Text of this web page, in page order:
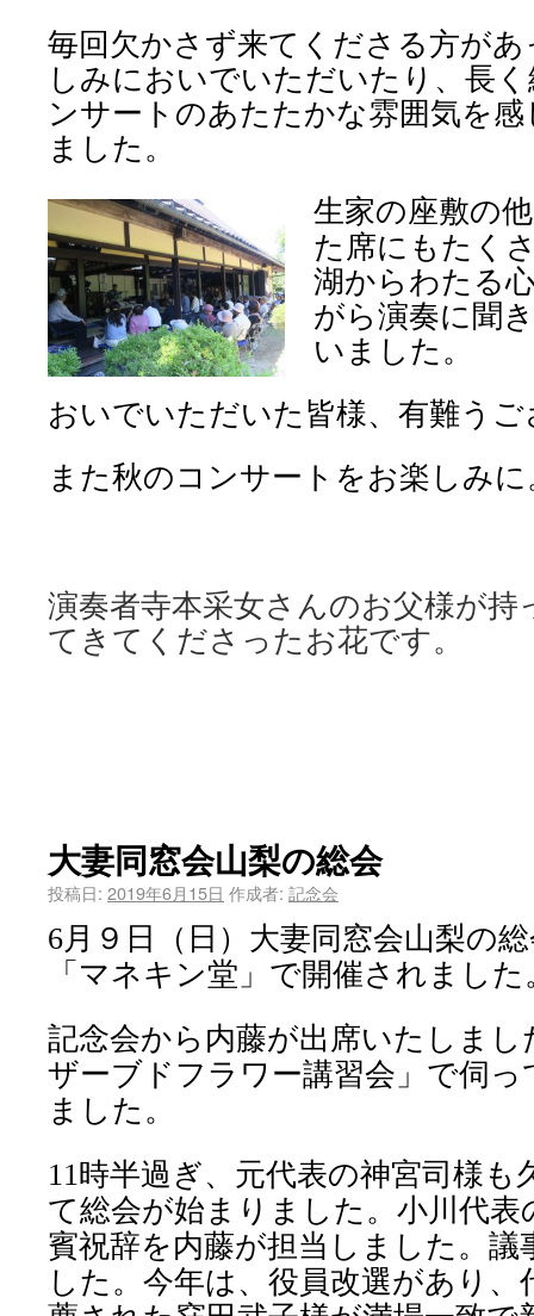
毎回欠かさず来てくださる方が
しみにおいでいただいたり、長
ンサートのあたたかな雰囲気を
ました。
生家の座敷の
た席にもたく
湖からわたる
がら演奏に聞
いました。
おいでいただいた皆様、有難う
また秋のコンサートをお楽しみに
演奏者寺本采女さんのお父様が持
てきてくださったお花です。
大妻同窓会山梨の総会
投稿日: 2019年6月15日 作成者: 記念会
6月９日（日）大妻同窓会山梨の
「マネキン堂」で開催されました
記念会から内藤が出席いたしまし
ザーブドフラワー講習会」で伺
ました。
11時半過ぎ、元代表の神宮司様も
て総会が始まりました。小川代
賓祝辞を内藤が担当しました。
した。今年は、役員改選があり